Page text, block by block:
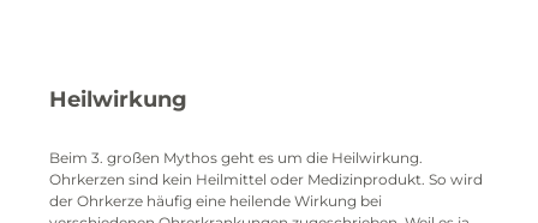
Heilwirkung
Beim 3. großen Mythos geht es um die Heilwirkung.
Ohrkerzen sind kein Heilmittel oder Medizinprodukt. So wird
der Ohrkerze häufig eine heilende Wirkung bei